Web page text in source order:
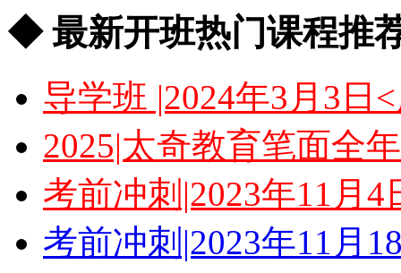
◆ 最新开班热门课程推
导学班 |2024年3月3日
2025|太奇教育笔面全
考前冲刺|2023年11月
考前冲刺|2023年11月